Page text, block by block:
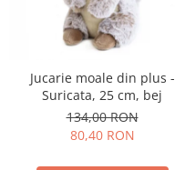
Jucarie moale din plus -
Suricata, 25 cm, bej
134,00 RON
80,40 RON